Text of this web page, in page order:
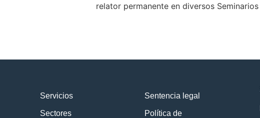
relator permanente en diversos
Servicios
Sectores
Sentencia legal
Política de